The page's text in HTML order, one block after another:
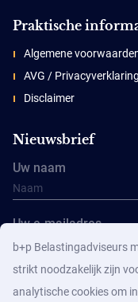
Praktische
Algemene
AVG / Privacyverklaring
Disclaimer
Nieuwsbrief
Uw naam
Uw e-mailadres
b+p Belastingadviseurs
strikt noodzakelijk zijn
analytische cookies om